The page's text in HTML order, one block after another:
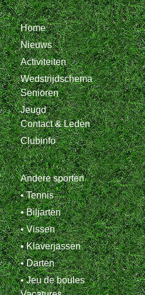
Home
Nieuws
Activiteiten
Wedstrijdschema
Senioren
Jeugd
Contact & Leden
Clubinfo
Andere sporten
• Tennis
• Biljarten
• Vissen
• Klaverjassen
• Darten
• Jeu de boules